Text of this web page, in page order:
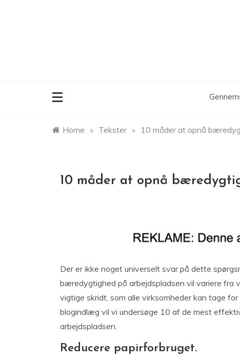
Home » Tekster » 10 måder at opnå
10 måder at opnå
Der er ikke noget universelt svar på dette
bæredygtighed på arbejdspladsen vil variere fra
vigtige skridt, som alle virksomheder kan tage
blogindlæg vil vi undersøge 10 af de mest
arbejdspladsen.
Reducere papirforbruget.